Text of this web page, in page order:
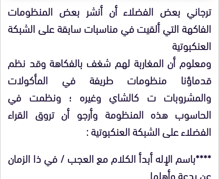
ترجاني بعض الفضلاء أن أنشر بعض المنظومات
الفاكهة التي ألقيت في مناسبات سابقة على الشبكة
العنكبوتية
ومعلوم أن المغاربة لهم شغف بالفكاهة وقد نظم
قدماؤنا منظومات طريفة في المأكولات
والمشروبات ت كالشاي وغيره ؛ ونظمت في
الحاسوب هذه المنظومة وأرجو أن تروق القراء
الفضلاء على الشبكة العنكبوتية :
****باسم الإله أبدأ الكلام مع العجب / في ذا الزمان
عن بدعة وأهلها